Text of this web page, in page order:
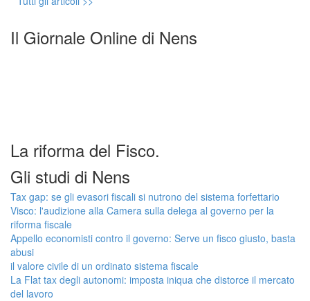
Il Giornale Online di Nens
La riforma del Fisco.
Gli studi di Nens
Tax gap: se gli evasori fiscali si nutrono del sistema forfettario
Visco: l'audizione alla Camera sulla delega al governo per la
riforma fiscale
Appello economisti contro il governo: Serve un fisco giusto, basta
abusi
il valore civile di un ordinato sistema fiscale
La Flat tax degli autonomi: imposta iniqua che distorce il mercato
del lavoro